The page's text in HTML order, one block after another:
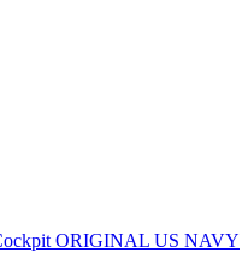
ORIGINAL US NAVY